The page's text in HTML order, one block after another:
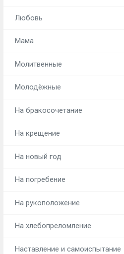
Любовь
Мама
Молитвенные
Молодёжные
На бракосочетание
На крещение
На новый год
На погребение
На рукоположение
На хлебопреломление
Наставление и самоиспытание